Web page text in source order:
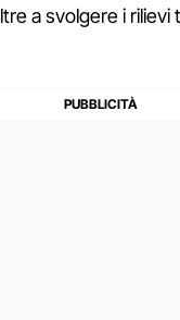
a svolgere i rilievi